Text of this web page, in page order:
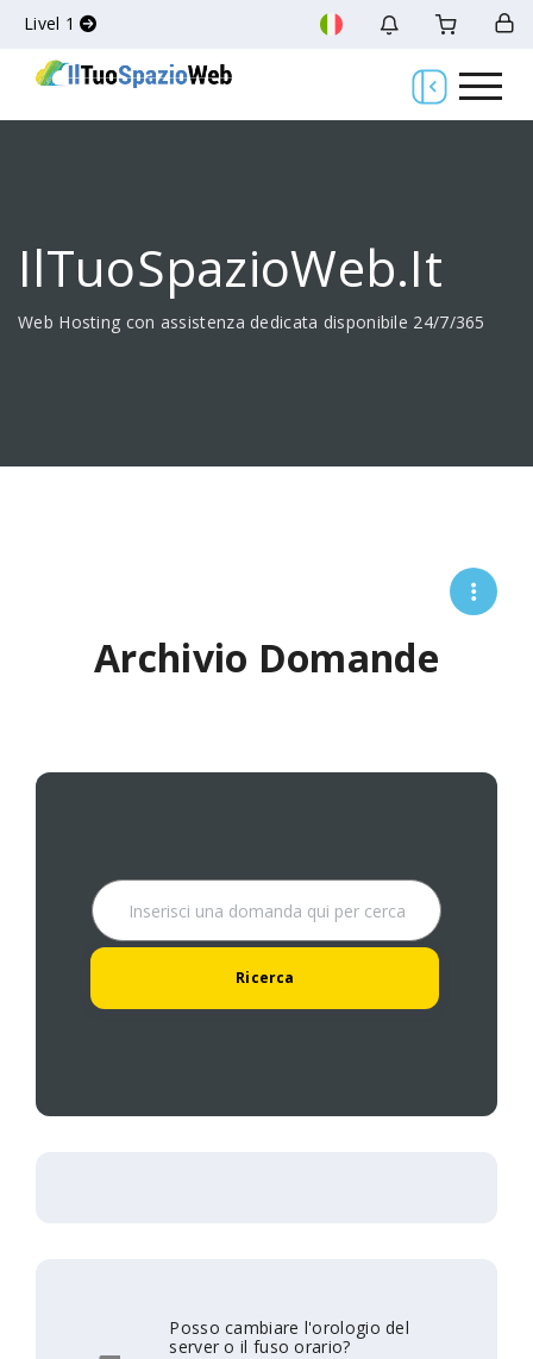
Livel 1
IlTuoSpazioWeb.it
Web Hosting con assistenza dedicata disponibile 24/7/365
Archivio Domande
Posso cambiare l'orologio del
server o il fuso orario?